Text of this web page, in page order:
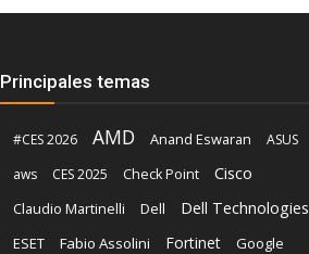
Principales temas
#CES 2026 AMD Anand Eswaran
ASUS
aws
CES 2025 Check Point Cisco
Claudio Martinelli Dell Dell Technologies
ESET Fabio Assolini Fortinet
Google